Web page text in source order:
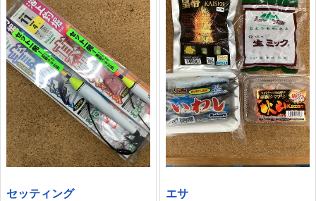
セッティング エサ